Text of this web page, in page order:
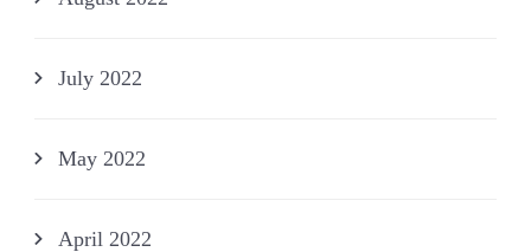
July 2022
May 2022
April 2022